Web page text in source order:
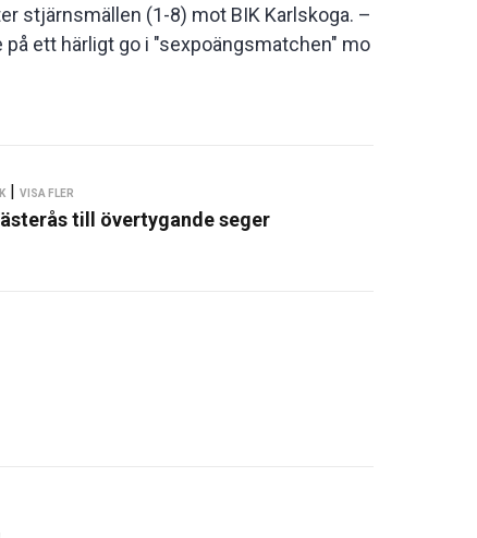
stjärnsmällen (1-8) mot BIK Karlskoga. –
ett härligt go i "sexpoängsmatchen" mo
| VISA FLER
till övertygande seger